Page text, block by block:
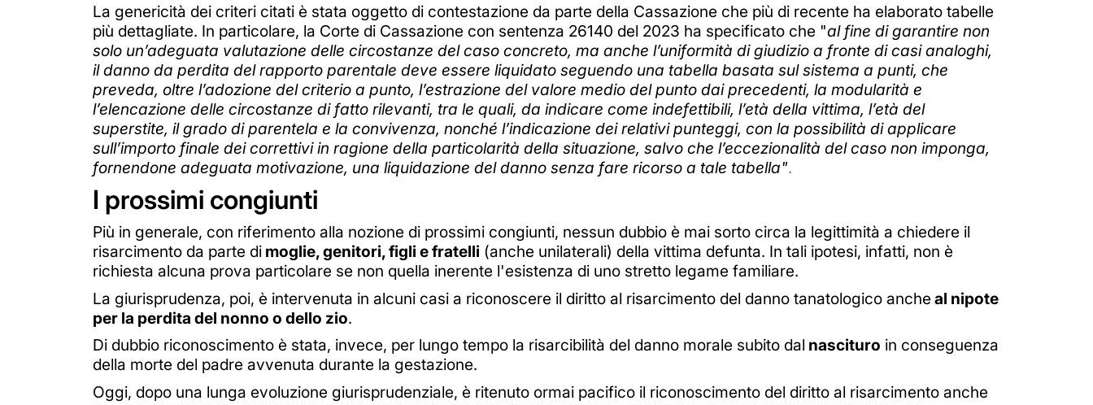
La genericità dei criteri citati è stata oggetto di contestazione da parte della Cassazione che più di recente ha elaborato tabelle
più dettagliate. In particolare, la Corte di Cassazione con sentenza 26140 del 2023 ha specificato che "al fine di garantire non
solo un’adeguata valutazione delle circostanze del caso concreto, ma anche l’uniformità di giudizio a fronte di casi analoghi,
il danno da perdita del rapporto parentale deve essere liquidato seguendo una tabella basata sul sistema a punti, che
preveda, oltre l’adozione del criterio a punto, l’estrazione del valore medio del punto dai precedenti, la modularità e
l’elencazione delle circostanze di fatto rilevanti, tra le quali, da indicare come indefettibili, l’età della vittima, l’età del
superstite, il grado di parentela e la convivenza, nonché l’indicazione dei relativi punteggi, con la possibilità di applicare
sull’importo finale dei correttivi in ragione della particolarità della situazione, salvo che l’eccezionalità del caso non imponga,
fornendone adeguata motivazione, una liquidazione del danno senza fare ricorso a tale tabella".
I prossimi congiunti
Più in generale, con riferimento alla nozione di prossimi congiunti, nessun dubbio è mai sorto circa la legittimità a chiedere il
risarcimento da parte di moglie, genitori, figli e fratelli (anche unilaterali) della vittima defunta. In tali ipotesi, infatti, non è
richiesta alcuna prova particolare se non quella inerente l'esistenza di uno stretto legame familiare.
La giurisprudenza, poi, è intervenuta in alcuni casi a riconoscere il diritto al risarcimento del danno tanatologico anche al nipote
per la perdita del nonno o dello zio.
Di dubbio riconoscimento è stata, invece, per lungo tempo la risarcibilità del danno morale subito dal nascituro in conseguenza
della morte del padre avvenuta durante la gestazione.
Oggi, dopo una lunga evoluzione giurisprudenziale, è ritenuto ormai pacifico il riconoscimento del diritto al risarcimento anche